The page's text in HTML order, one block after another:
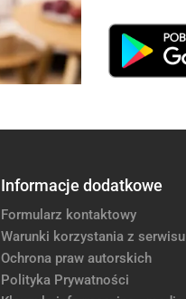
Informacje dodatkowe
Formularz kontaktowy
Warunki korzystania z serwisu
Ochrona praw autorskich
Polityka Prywatności